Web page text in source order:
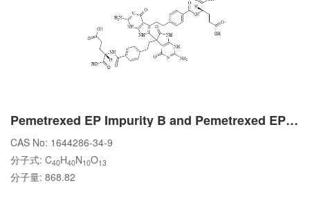
Pemetrexed EP Impurity B and Pemetrexed EP Impurity C
CAS No: 1644286-34-9
分子式: C40H40N10O13
分子量: 868.82